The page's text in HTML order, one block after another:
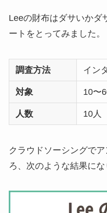
Leeの財布はダサいかダ
ートをとってみました。
調査方法 イン
対象 10〜
人数 10人
クラウドソーシングで
ろ、次のような結果にな